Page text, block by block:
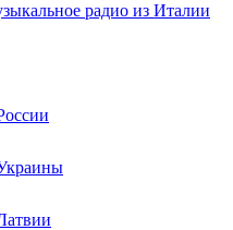
радио из Италии